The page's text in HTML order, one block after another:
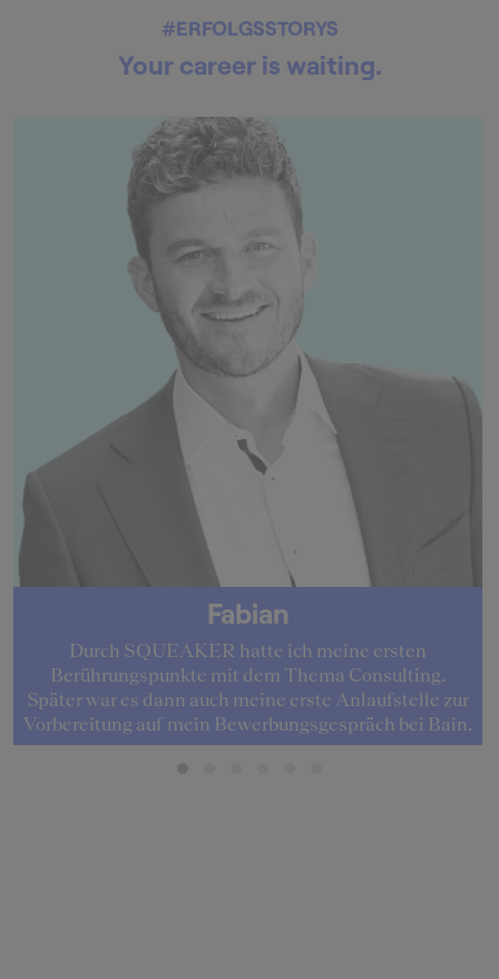
#ERFOLGSSTORYS
Your career is waiting.
Fabian
Durch SQUEAKER hatte ich meine ersten
Berührungspunkte mit dem Thema Consulting.
Später war es dann auch meine erste Anlaufstelle zur
Vorbereitung auf mein Bewerbungsgespräch bei Bain.